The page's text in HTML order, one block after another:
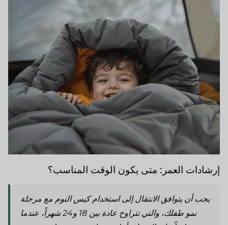
إرشادات العمر: متى يكون الوقت المناسب؟
يجب أن يتوافق الانتقال إلى استخدام كيس النوم مع مرحلة
نمو طفلك، والتي تتراوح عادة بين 18 و24 شهراً، عندما